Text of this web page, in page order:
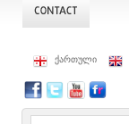
ქართული